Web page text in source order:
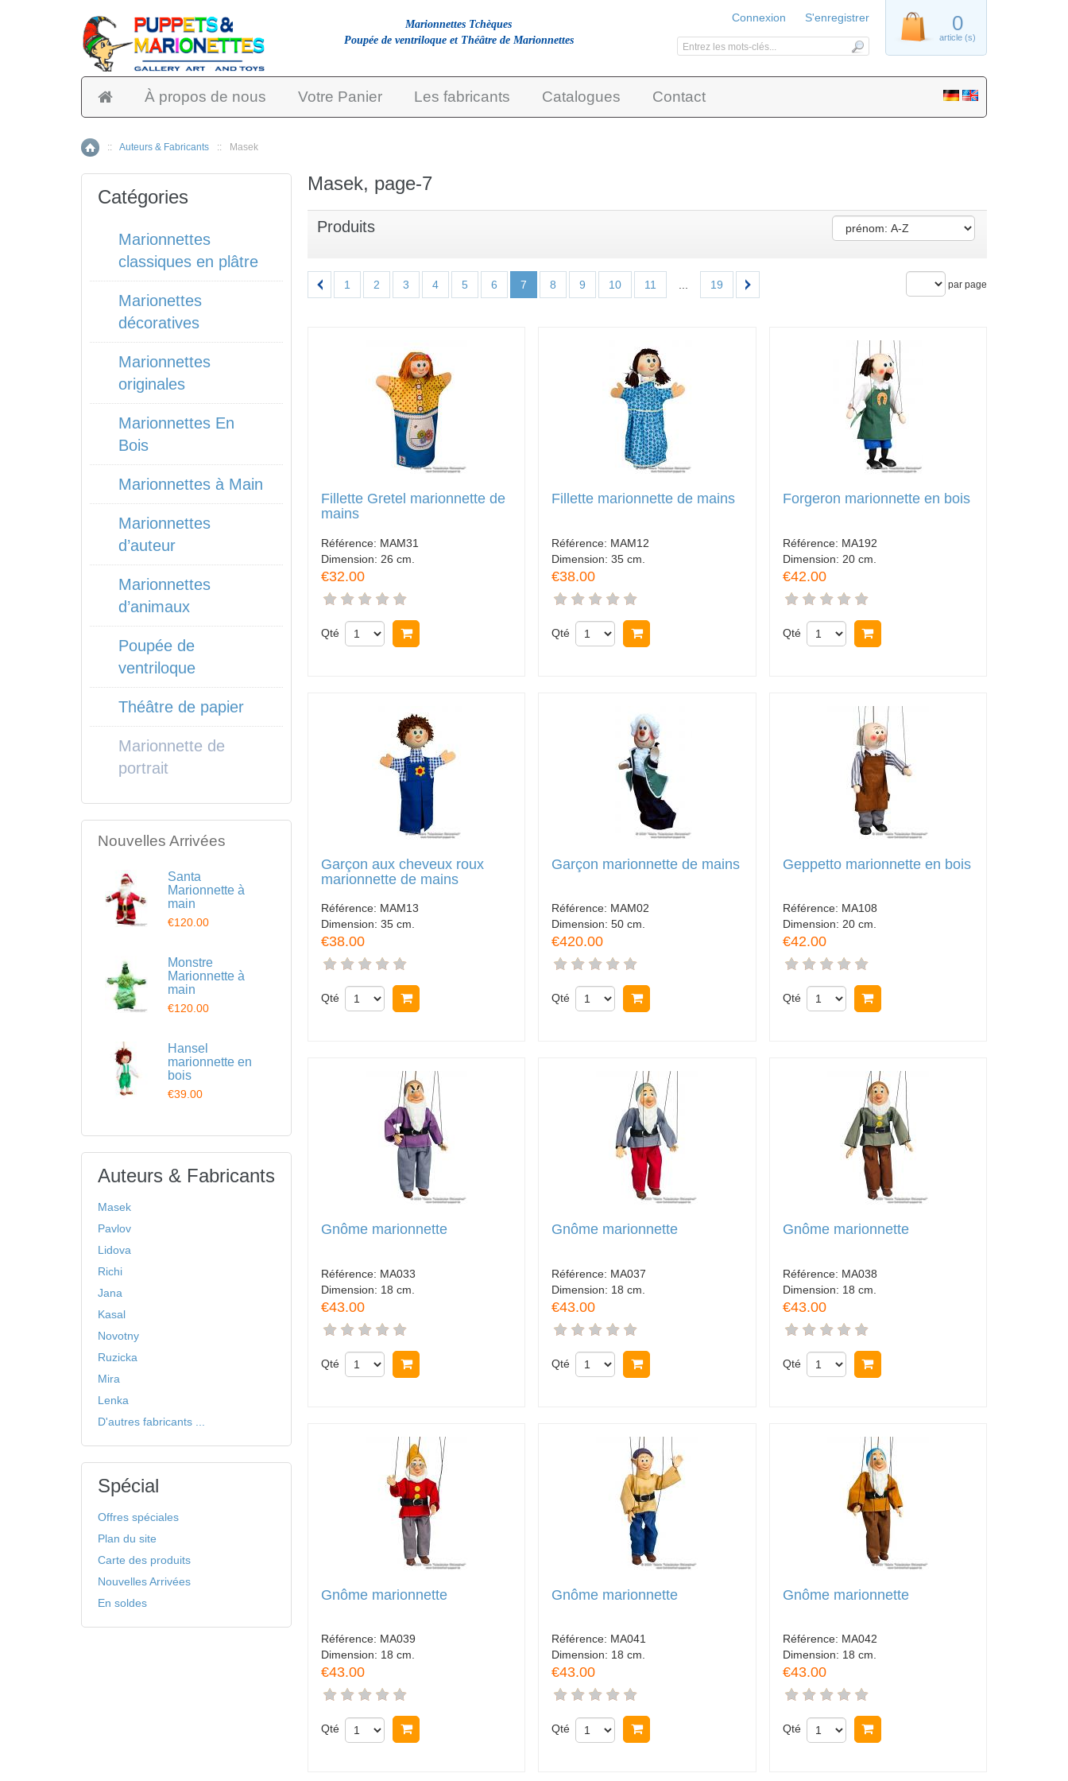
À propos de nous Votre Panier Les fabricants Catalogues Contact
Accueil
:: Auteurs & Fabricants :: Masek
Masek, page-7
Produits
1 2 3 4 5 6 7 8 9 10 11 19 par page
Fillette Gretel marionnette de
mains
Référence: MAM31
Dimension: 26 cm.
€32.00
Qté
Fillette marionnette de mains
Référence: MAM12
Dimension:35 cm.
€38.00
Qté
Forgeron marionnette en bois
Référence: MA192
Dimension: 20 cm.
€42.00
Qté
Garçon aux cheveux roux
marionnette de mains
Référence: MAM13
Dimension: 35 cm.
€38.00
Qté
Garçon marionnette de mains
Référence: MAM02
Dimension:50 cm.
€420.00
Qté
Geppetto marionnette en bois
Référence: MA108
Dimension: 20 cm.
€42.00
Qté
Gnôme marionnette
Référence: MA033
Dimension: 18 cm.
€43.00
Qté
Gnôme marionnette
Référence: MA037
Dimension: 18 cm.
€43.00
Qté
Gnôme marionnette
Référence: MA038
Dimension: 18 cm.
€43.00
Qté
Gnôme marionnette
Référence: MA039
Dimension: 18 cm.
€43.00
Qté
Gnôme marionnette
Référence: MA041
Dimension: 18 cm.
€43.00
Qté
Gnôme marionnette
Référence: MA042
Dimension: 18 cm.
€43.00
Qté
Catégories
Marionnettes
classiques en plâtre
Marionettes
décoratives
Marionnettes
originales
Marionnettes En
Bois
Marionnettes à Main
Marionnettes
d’auteur
Marionnettes
d’animaux
Poupée de
ventriloque
Théâtre de papier
Marionnette de
portrait
Nouvelles Arrivées
Santa
Marionnette à
main
€120.00
Monstre
Marionnette à
main
€120.00
Hansel
marionnette en
bois
€39.00
Auteurs & Fabricants
Masek
Pavlov
Lidova
Richi
Jana
Kasal
Novotny
Ruzicka
Mira
Lenka
D'autres fabricants ...
Spécial
Offres spéciales
Plan du site
Carte des produits
Nouvelles Arrivées
En soldes
Marionnettes Tchèques
Poupée de ventriloque et Théâtre de Marionnettes
0
article (s)
Connexion S'enregistrer